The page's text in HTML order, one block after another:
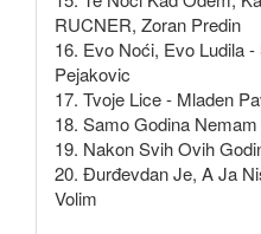
RUCNER, Zoran Predin
16. Evo Noći, Evo Ludila
Pejakovic
17. Tvoje Lice - Mladen
18. Samo Godina Nemam
19. Nakon Svih Ovih
20. Đurđevdan Je, A Ja
Volim